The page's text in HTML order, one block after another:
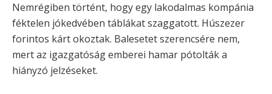
Nemrégiben történt, hogy egy lakodalmas kompánia
féktelen jókedvében táblákat szaggatott. Húszezer
forintos kárt okoztak. Balesetet szerencsére nem,
mert az igazgatóság emberei hamar pótolták a
hiányzó jelzéseket.